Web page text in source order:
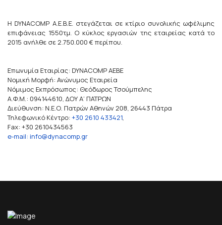
Η DYNACOMP A.E.Β.Ε. στεγάζεται σε κτίριο συνολικής ωφέλιμης
επιφάνειας 1550τμ. Ο κύκλος εργασιών της εταιρείας κατά το
2015 ανήλθε σε 2.750.000 € περίπου.
Επωνυμία Εταιρίας: DYNACOMP AEBE
Νομική Μορφή: Ανώνυμος Εταιρεία
Νόμιμος Εκπρόσωπος: Θεόδωρος Τσούμπελης
Α.Φ.Μ.: 094144610, ΔΟΥ Α’ ΠΑΤΡΩΝ
Διεύθυνση: Ν.Ε.Ο. Πατρών Αθηνών 208, 26443 Πάτρα
Τηλεφωνικό Κέντρο: +30 2610 433421,
Fax: +30 2610434563
e-mail: info@dynacomp.gr